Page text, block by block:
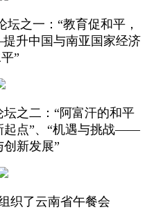
之一：“教育促和平，
升中国与南亚国家经济
”
之二：“阿富汗的和平
点”、“机遇与挑战——
新发展”
织了云南省午餐会